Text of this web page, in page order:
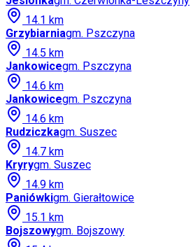
14.1 km
Grzybiarniagm. Pszczyna
14.5 km
Jankowicegm. Pszczyna
14.6 km
Jankowicegm. Pszczyna
14.6 km
Rudziczkagm. Suszec
14.7 km
Kryrygm. Suszec
14.9 km
Paniówkigm. Gierałtowice
15.1 km
Bojszowygm. Bojszowy